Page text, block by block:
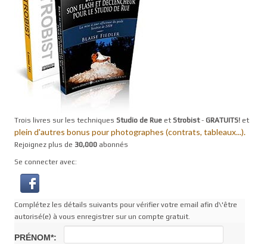
Trois livres sur les techniques Studio de Rue et Strobist- GRATUITS! et
plein d'autres bonus pour photographes (contrats, tableaux...).
Rejoignez plus de 30,000 abonnés
Se connecter avec:
Complétez les détails suivants pour vérifier votre email afin d\'être
autorisé(e) à vous enregistrer sur un compte gratuit.
PRÉNOM*: